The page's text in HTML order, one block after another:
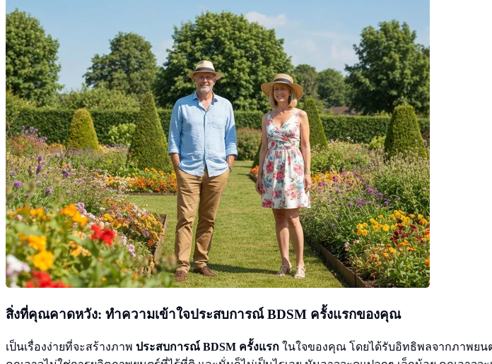
สิ่งที่คุณคาดหวัง: ทำความเข้าใจประสบการณ์ BDSM ครั้งแรกของคุณ
เป็นเรื่องง่ายที่จะสร้างภาพ ประสบการณ์ BDSM ครั้งแรก ในใจของคุณ โดยได้รับอิทธิพลจากภาพยน